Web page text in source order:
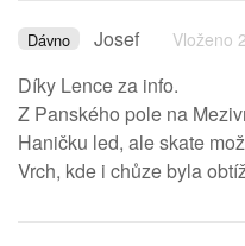
Dávno Josef Vloženo
Díky Lence za info.
Z Panského pole na
Haničku led, ale skate
Vrch, kde i chůze byla